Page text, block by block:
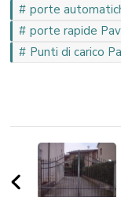
porte
porte rapide
Punti di carico
articoli